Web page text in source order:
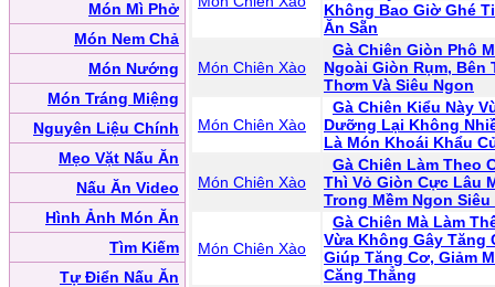
Món Mì Phở
Món Nem Chả
Món Nướng
Món Tráng Miệng
Nguyên Liệu Chính
Mẹo Vặt Nấu Ăn
Nấu Ăn Video
Hình Ảnh Món Ăn
Tìm Kiếm
Tự Điển Nấu Ăn
Không Bao Giờ Ghé
Ăn Sẵn
Món Chiên Xào
Gà Chiên Giòn Phô
Ngoài Giòn Rụm, Bên
Thơm Và Siêu Ngon
Món Chiên Xào
Gà Chiên Kiểu Này
Dưỡng Lại Không
Là Món Khoái Khẩu
Món Chiên Xào
Gà Chiên Làm Theo
Thì Vỏ Giòn Cực Lâu
Trong Mềm Ngon
Món Chiên Xào
Gà Chiên Mà Làm
Vừa Không Gây Tăng
Giúp Tăng Cơ, Giảm
Căng Thẳng